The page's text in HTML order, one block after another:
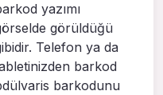
yazımı
görüldüğü
Telefon ya da
barkod
barkodunu